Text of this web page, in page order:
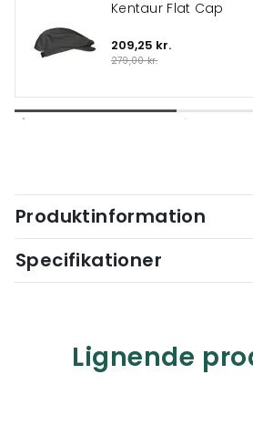
Kentaur Flat Cap
209,25 kr.
279,00 kr.
Produktinformation
Specifikationer
Lignende